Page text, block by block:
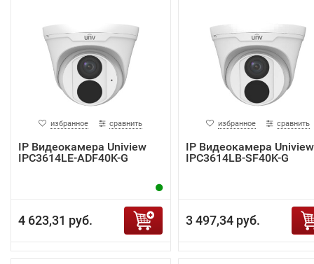
избранное сравнить
IP Видеокамера Uniview
IPC3614LE-ADF40K-G
4 623,31 руб.
избранное сравнить
IP Видеокамера Uniview
IPC3614LB-SF40K-G
3 497,34 руб.